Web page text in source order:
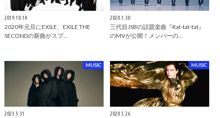
2019.10.14
2020年元旦にEXILE、EXILE THE
SECONDの新曲がスプ…
2020.1.30
三代目JSBの話題楽曲『Rat-tat-tat』
のMVが公開！メンバーの…
MUSIC
2023.5.31
MUSIC
2020.5.26